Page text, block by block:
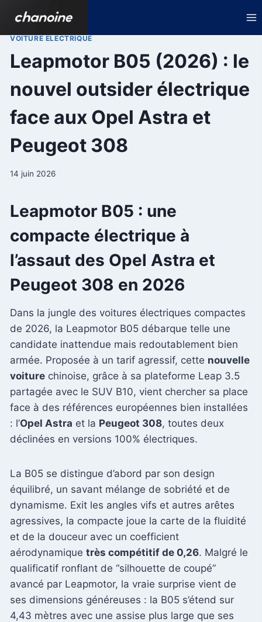
contenu
VOITURE ELECTRIQUE
Leapmotor B05 (2026) : le
nouvel outsider électrique
face aux Opel Astra et
Peugeot 308
14 juin 2026
Leapmotor B05 : une
compacte électrique à
l’assaut des Opel Astra et
Peugeot 308 en 2026
Dans la jungle des voitures électriques compactes
de 2026, la Leapmotor B05 débarque telle une
candidate inattendue mais redoutablement bien
armée. Proposée à un tarif agressif, cette nouvelle
voiture chinoise, grâce à sa plateforme Leap 3.5
partagée avec le SUV B10, vient chercher sa place
face à des références européennes bien installées
: l’Opel Astra et la Peugeot 308, toutes deux
déclinées en versions 100% électriques.
La B05 se distingue d’abord par son design
équilibré, un savant mélange de sobriété et de
dynamisme. Exit les angles vifs et autres arêtes
agressives, la compacte joue la carte de la fluidité
et de la douceur avec un coefficient
aérodynamique très compétitif de 0,26. Malgré le
qualificatif ronflant de “silhouette de coupé”
avancé par Leapmotor, la vraie surprise vient de
ses dimensions généreuses : la B05 s’étend sur
4,43 mètres avec une assise plus large que ses